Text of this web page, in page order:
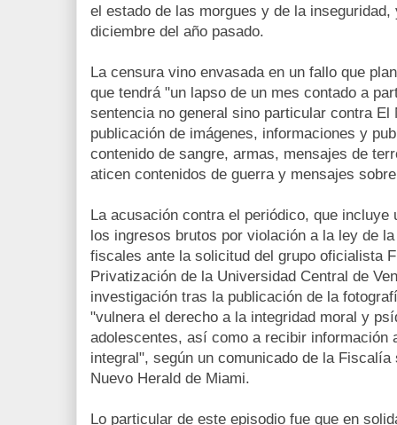
el estado de las morgues y de la
diciembre del año pasado.
La censura vino envasada en un fallo que
que tendrá "un lapso de un mes contado a
sentencia no general sino particular contra El
publicación de imágenes, informaciones y
contenido de sangre, armas, mensajes de
aticen contenidos de guerra y mensajes
La acusación contra el periódico, que incluye
los ingresos brutos por violación a la ley de
fiscales ante la solicitud del grupo oficialista
Privatización de la Universidad Central de
investigación tras la publicación de la
"vulnera el derecho a la integridad moral y
adolescentes, así como a recibir información
integral", según un comunicado de la
Nuevo Herald de Miami.
Lo particular de este episodio fue que en